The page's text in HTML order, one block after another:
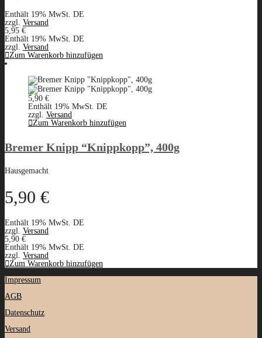
Enthält 19% MwSt. DE
zzgl. Versand
5,95 €
Enthält 19% MwSt. DE
zzgl. Versand
Zum Warenkorb hinzufügen
5,90 €
Enthält 19% MwSt. DE
zzgl. Versand
Zum Warenkorb hinzufügen
Bremer Knipp “Knippkopp”, 400g
Hausgemacht
5,90 €
Enthält 19% MwSt. DE
zzgl. Versand
5,90 €
Enthält 19% MwSt. DE
zzgl. Versand
Zum Warenkorb hinzufügen
Impressum
AGB
Datenschutz
Versand